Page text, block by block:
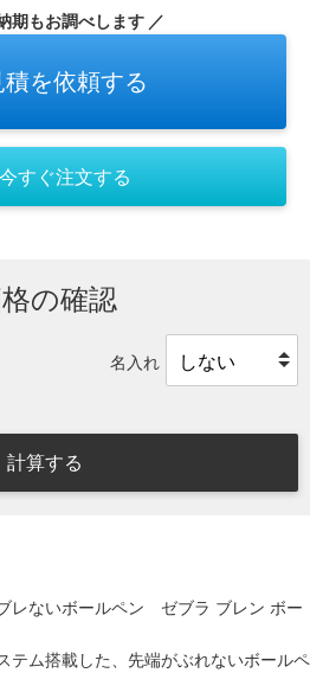
期もお調べします ／
積を依頼する
今すぐ注文する
の確認
名入れ
計算する
レないボールペン ゼブラ ブレン ボー
テム搭載した、先端がぶれないボールペ